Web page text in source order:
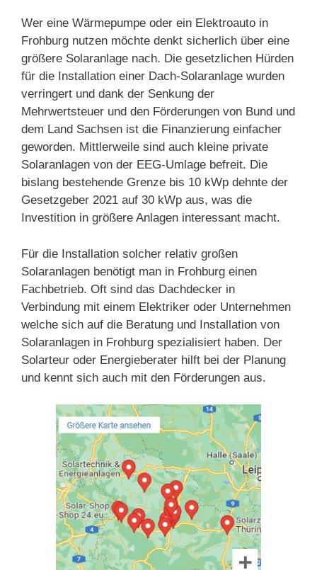
Wer eine Wärmepumpe oder ein Elektroauto in
Frohburg nutzen möchte denkt sicherlich über eine
größere Solaranlage nach. Die gesetzlichen Hürden
für die Installation einer Dach-Solaranlage wurden
verringert und dank der Senkung der
Mehrwertsteuer und den Förderungen von Bund und
dem Land Sachsen ist die Finanzierung einfacher
geworden. Mittlerweile sind auch kleine private
Solaranlagen von der EEG-Umlage befreit. Die
bislang bestehende Grenze bis 10 kWp dehnte der
Gesetzgeber 2021 auf 30 kWp aus, was die
Investition in größere Anlagen interessant macht.
Für die Installation solcher relativ großen
Solaranlagen benötigt man in Frohburg einen
Fachbetrieb. Oft sind das Dachdecker in
Verbindung mit einem Elektriker oder Unternehmen
welche sich auf die Beratung und Installation von
Solaranlagen in Frohburg spezialisiert haben. Der
Solarteur oder Energieberater hilft bei der Planung
und kennt sich auch mit den Förderungen aus.